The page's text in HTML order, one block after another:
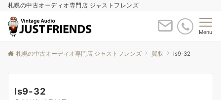
札幌の中古オーディオ専門店 ジャストフレンズ
Menu
札幌の中古オーディオ専門店 ジャストフレンズ 買取 ls9-32
ls9-32